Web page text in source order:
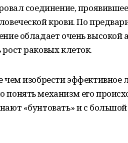
соединение,
крови. По
обладает очень
рост раковых клеток.
изобрести эффективное
понять механизм его
«бунтовать» и с